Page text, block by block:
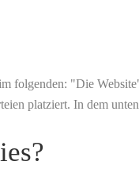
folgenden: "Die
platziert. In dem